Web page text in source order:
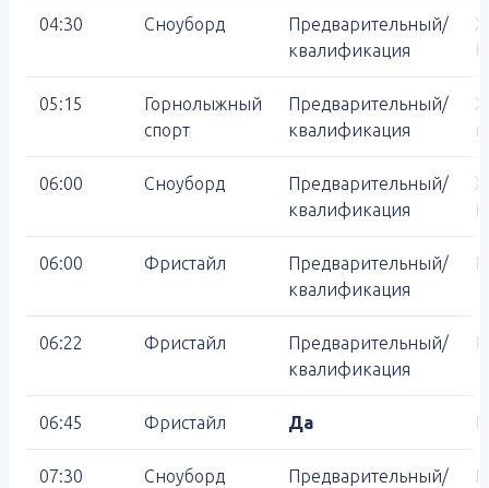
04:30 Сноуборд
Предварительный/
квалификация
05:15
Горнолыжный
спорт
Предварительный/
квалификация
06:00 Сноуборд
Предварительный/
квалификация
06:00 Фристайл
Предварительный/
квалификация
06:22 Фристайл
Предварительный/
квалификация
06:45 Фристайл Да
07:30 Сноуборд
Предварительный/